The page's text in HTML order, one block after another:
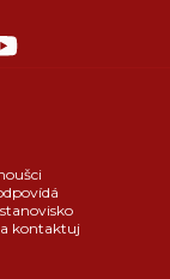
a kontaktuj